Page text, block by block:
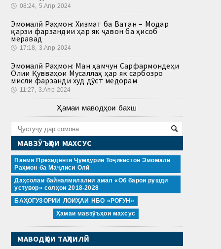
🕔 08:24, 5.Апр 2024
Эмомалӣ Раҳмон: Хизмат ба Ватан – Модар
қарзи фарзандии ҳар як ҷавон ба ҳисоб
меравад
🕔 17:18, 3.Апр 2024
Эмомалӣ Раҳмон: Ман ҳамчун Сарфармондеҳи
Олии Қувваҳои Мусаллаҳ ҳар як сарбозро
мисли фарзанди худ дӯст медорам
🕔 11:27, 3.Апр 2024
Ҳамаи маводҳои бахш
МАВЗӮЪҲОИ МАХСУС
Паёми Президенти Ҷумҳурии Тоҷикистон Эмомалӣ
Раҳмон ба Маҷлиси Олӣ
Даҳсолаи байналмилалии амал «Об барои рушди
устувор» солҳои 2018-2028
БАҲОГУЗОРИИ ЛОИҲАИ НБО «РОҒУН»
Ҳамаи мавзӯъҳои махсус
МАВОДҲОИ ТАҲЛИЛӢ